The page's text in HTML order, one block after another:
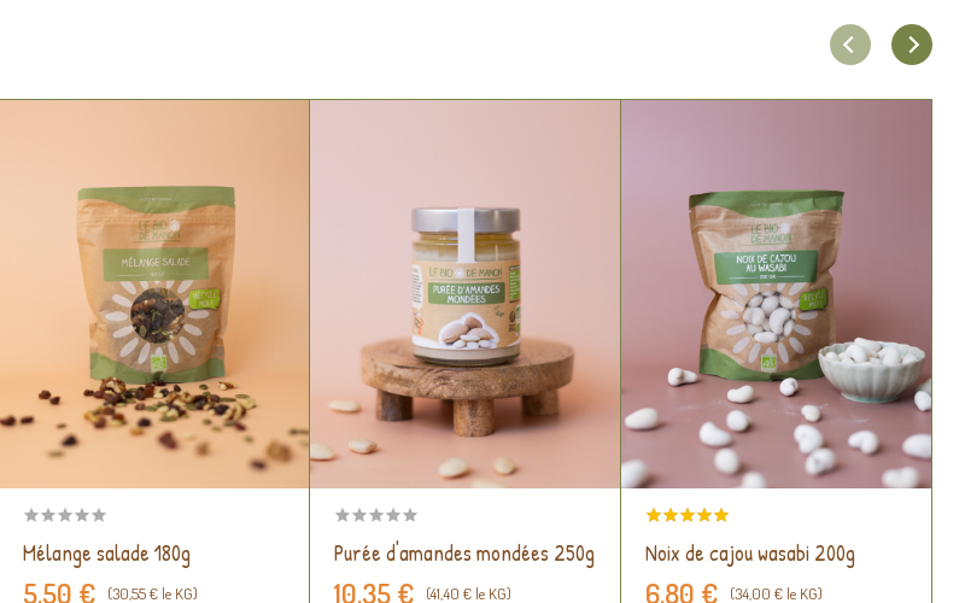
Mélange salade 180g
5,50 € (30,55 € le KG)
Purée d'amandes mondées 250g
10,35 € (41,40 € le KG)
Noix de cajou wasabi 200g
6,80 € (34,00 € le KG)